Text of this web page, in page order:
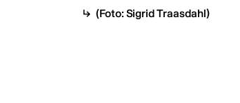
(Foto: Sigrid Traasdahl)